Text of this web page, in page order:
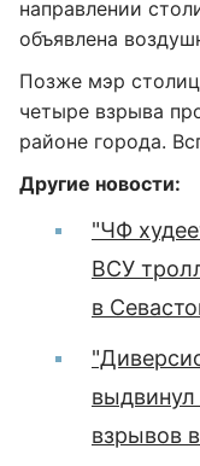
направлении
объявлена
Позже мэр
четыре взрыва
районе города.
Другие новости:
"ЧФ
ВСУ
в
взрывов